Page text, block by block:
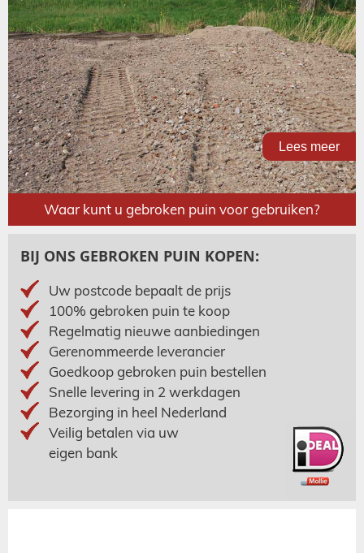
Lees meer
Waar kunt u gebroken puin voor gebruiken?
BIJ ONS GEBROKEN PUIN KOPEN:
Uw postcode bepaalt de prijs
100% gebroken puin te koop
Regelmatig nieuwe aanbiedingen
Gerenommeerde leverancier
Goedkoop gebroken puin bestellen
Snelle levering in 2 werkdagen
Bezorging in heel Nederland
Veilig betalen via uw
eigen bank